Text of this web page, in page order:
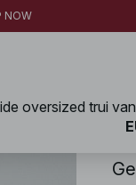
NOW